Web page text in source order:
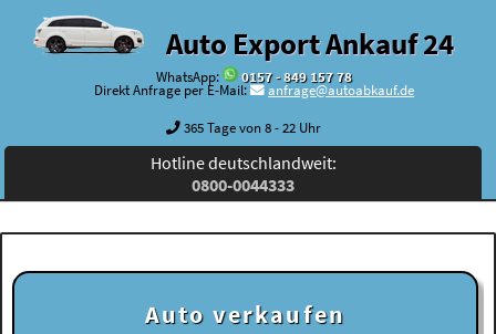
Auto Export Ankauf 24
WhatsApp:
0157 - 849 157 78
Direkt Anfrage per E-Mail:
anfrage@autoabkauf.de
365 Tage von 8 - 22 Uhr
Hotline deutschlandweit:
0800-0044333
Auto verkaufen